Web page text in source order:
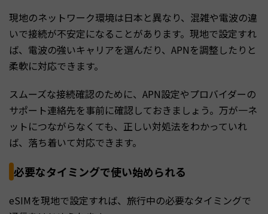
現地のネットワーク環境は日本と異なり、混雑や電波の違
いで接続が不安定になることがあります。現地で設定すれ
ば、電波の強いキャリアを選んだり、APNを調整したりと
柔軟に対応できます。
スムーズな接続確認のために、APN設定やプロバイダーの
サポート連絡先を事前に確認しておきましょう。万が一ネ
ットにつながらなくても、正しい対処法をわかっていれ
ば、落ち着いて対応できます。
必要なタイミングで使い始められる
eSIMを現地で設定すれば、旅行中の必要なタイミングで